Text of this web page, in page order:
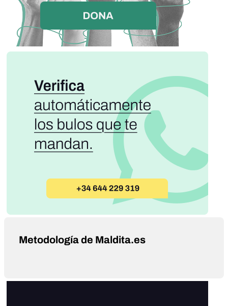
Metodología de Maldita.es